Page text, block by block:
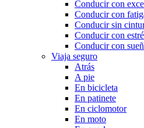
Conducir con
Conducir con
Conducir sin
Conducir con
Conducir con
Viaja seguro
Atrás
A pie
En bicicleta
En patinete
En ciclomotor
En moto